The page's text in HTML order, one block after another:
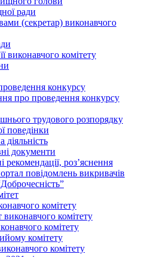
ради
(секретар) виконавчого
виконавчого комітету
конкурсу
про проведення конкурсу
трудового розпорядку
поведінки
документи
рекомендації, роз’яснення
повідомлень викривачів
комітету
виконавчого комітету
комітету
комітету
комітету